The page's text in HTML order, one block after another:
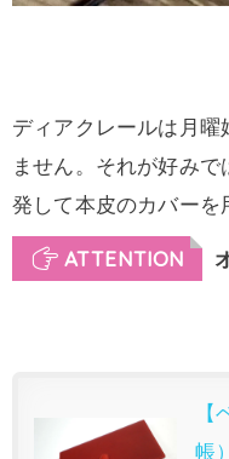
ディアクレールは月曜
ません。それが好み
発して本皮のカバーを
ATTENTION
帳